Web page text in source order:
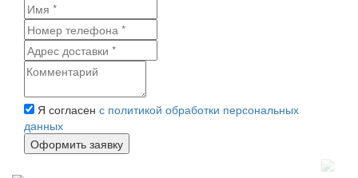
Я согласен с политикой обработки персональных
данных